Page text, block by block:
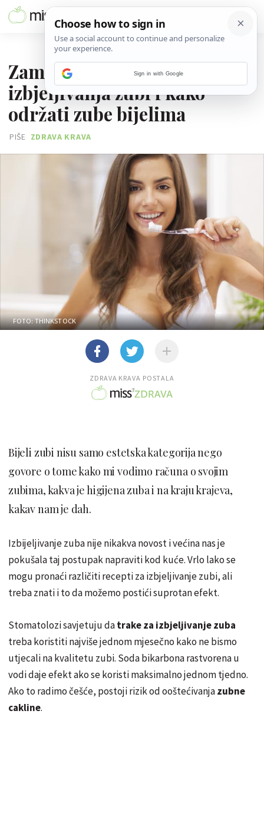
Zamke samostalnog
izbjeljivanja zubi i kako
održati zube bijelima
PIŠE ZDRAVA KRAVA
FOTO: THINKSTOCK
ZDRAVA KRAVA POSTALA
Bijeli zubi nisu samo estetska kategorija nego
govore o tome kako mi vodimo računa o svojim
zubima, kakva je higijena zuba i na kraju krajeva,
kakav nam je dah.
Izbijeljivanje zuba nije nikakva novost i većina nas je
pokušala taj postupak napraviti kod kuće. Vrlo lako se
mogu pronaći različiti recepti za izbjeljivanje zubi, ali
treba znati i to da možemo postići suprotan efekt.
Stomatolozi savjetuju datrake za izbjeljivanje zuba
treba koristiti najviše jednom mjesečno kako ne bismo
utjecali na kvalitetu zubi. Soda bikarbona rastvorena u
vodi daje efekt ako se koristi maksimalno jednom tjedno.
Ako to radimo češće, postoji rizik od ooštećivanjazubne
cakline.
Sign in with Google